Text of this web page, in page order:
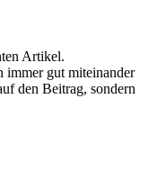
Artikel.
immer gut miteinander
den Beitrag, sondern